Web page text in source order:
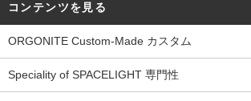
コンテンツを見る
ORGONITE Custom-Made カスタム
Speciality of SPACELIGHT 専門性